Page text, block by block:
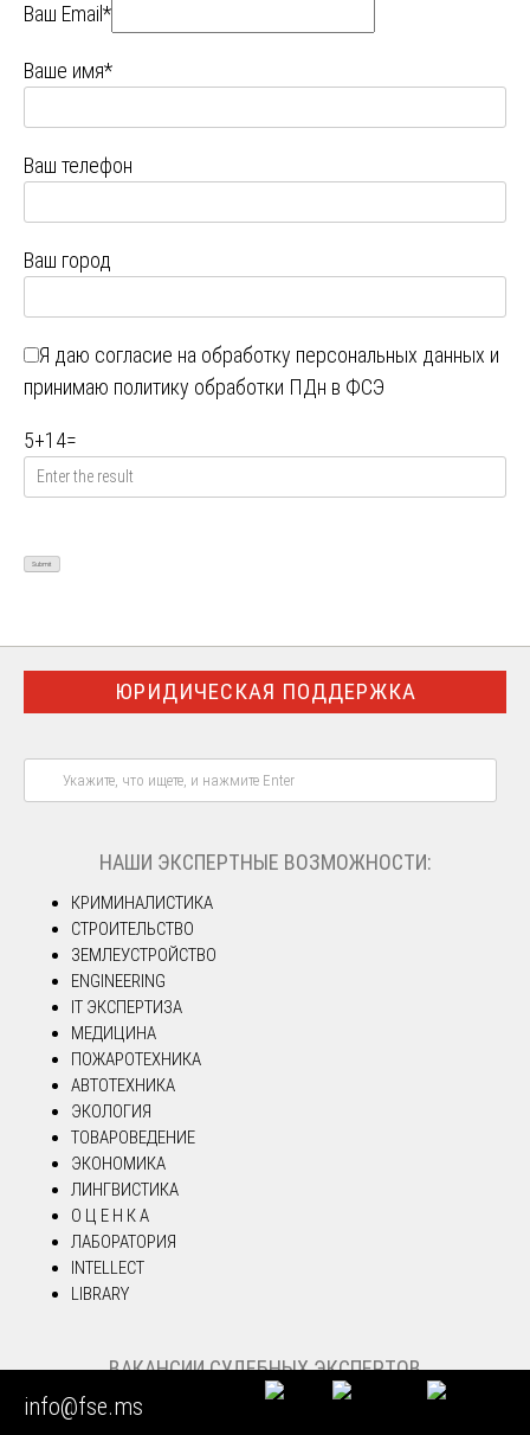
Ваш Email*
Ваше имя*
Ваш телефон
Ваш город
Я даю согласие на обработку персональных данных и
принимаю политику обработки ПДн в ФСЭ
5+14=
ЮРИДИЧЕСКАЯ ПОДДЕРЖКА
НАШИ ЭКСПЕРТНЫЕ ВОЗМОЖНОСТИ:
КРИМИНАЛИСТИКА
СТРОИТЕЛЬСТВО
ЗЕМЛЕУСТРОЙСТВО
ENGINEERING
IT ЭКСПЕРТИЗА
МЕДИЦИНА
ПОЖАРОТЕХНИКА
АВТОТЕХНИКА
ЭКОЛОГИЯ
ТОВАРОВЕДЕНИЕ
ЭКОНОМИКА
ЛИНГВИСТИКА
О Ц Е Н К А
ЛАБОРАТОРИЯ
INTELLECT
LIBRARY
ВАКАНСИИ СУДЕБНЫХ ЭКСПЕРТОВ
info@fse.ms